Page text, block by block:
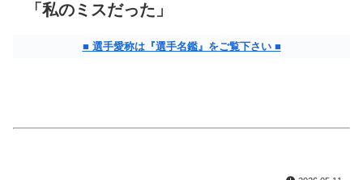
「私のミスだった」
■ 選手愛称は『選手名鑑』をご覧下さい ■